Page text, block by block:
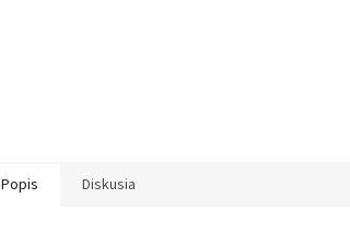
Popis Diskusia